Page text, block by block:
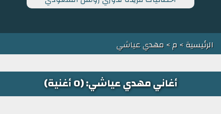
الرئيسية> م> مهدي عياشي
أغاني مهدي عياشي: (0 أغنية)